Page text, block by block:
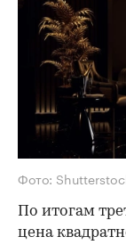
Фото:
По итогам
цена